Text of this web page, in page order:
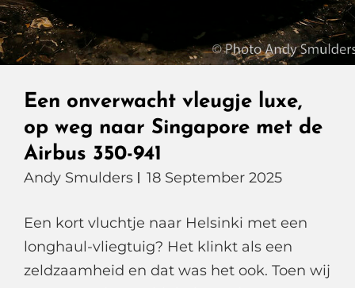
Een onverwacht vleugje luxe,
op weg naar Singapore met de
Airbus 350-941
Andy Smulders 18 September 2025
Een kort vluchtje naar Helsinki met een
longhaul-vliegtuig? Het klinkt als een
zeldzaamheid en dat was het ook. Toen wij